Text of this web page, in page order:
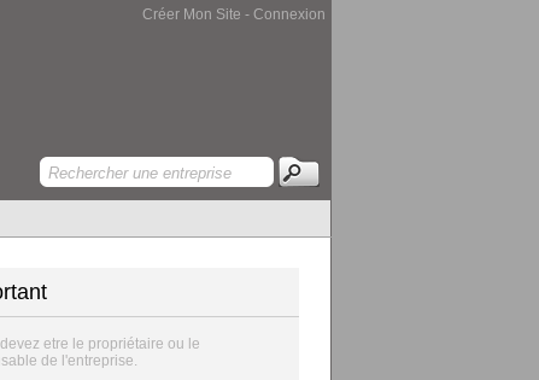
Créer Mon Site - Connexion
etre le propriétaire ou le
de l'entreprise.